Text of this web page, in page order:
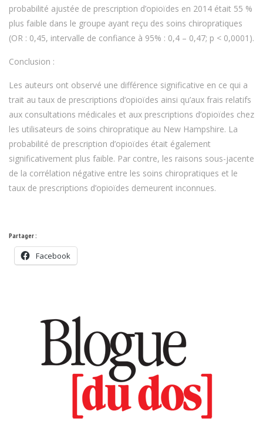
probabilité ajustée de prescription d’opioïdes en 2014 était 55 %
plus faible dans le groupe ayant reçu des soins chiropratiques
(OR : 0,45, intervalle de confiance à 95% : 0,4 – 0,47; p < 0,0001).
Conclusion :
Les auteurs ont observé une différence significative en ce qui a
trait au taux de prescriptions d’opioïdes ainsi qu’aux frais relatifs
aux consultations médicales et aux prescriptions d’opioïdes chez
les utilisateurs de soins chiropratique au New Hampshire. La
probabilité de prescription d’opioïdes était également
significativement plus faible. Par contre, les raisons sous-jacente
de la corrélation négative entre les soins chiropratiques et le
taux de prescriptions d’opioïdes demeurent inconnues.
Partager :
Facebook